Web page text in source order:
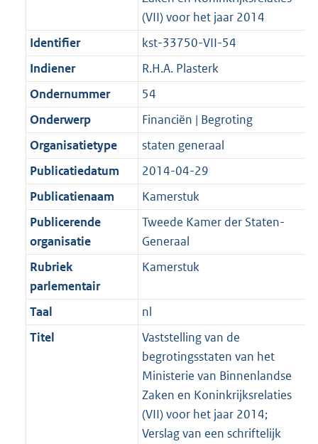
(VII) voor het jaar 2014
Identifier
kst-33750-VII-54
Indiener
R.H.A. Plasterk
Ondernummer
54
Onderwerp
Financiën | Begroting
Organisatietype
staten generaal
Publicatiedatum
2014-04-29
Publicatienaam
Kamerstuk
Publicerende
organisatie
Tweede Kamer der Staten-
Generaal
Rubriek
parlementair
Kamerstuk
Taal
nl
Titel
Vaststelling van de
begrotingsstaten van het
Ministerie van Binnenlandse
Zaken en Koninkrijksrelaties
(VII) voor het jaar 2014;
Verslag van een schriftelijk